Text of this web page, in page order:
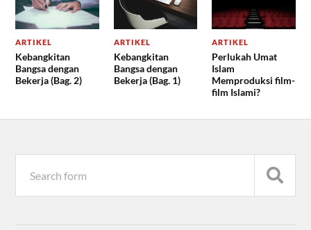
ARTIKEL
Kebangkitan
Bangsa dengan
Bekerja (Bag. 2)
ARTIKEL
Kebangkitan
Bangsa dengan
Bekerja (Bag. 1)
ARTIKEL
Perlukah Umat
Islam
Memproduksi film-
film Islami?